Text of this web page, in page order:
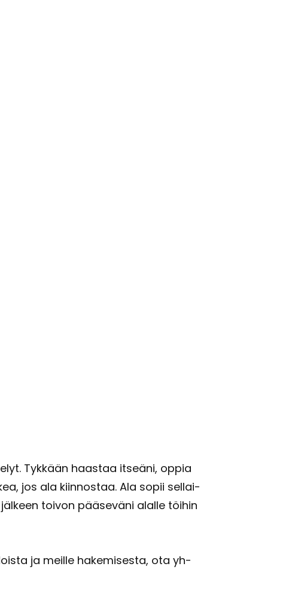
Tyk­kään haas­taa it­seä­ni, oppia
jos ala kiin­nos­taa. Ala sopii sel­lai­
toi­von pää­se­vä­ni alal­le töi­hin
ja meil­le ha­ke­mi­ses­ta, ota yh­